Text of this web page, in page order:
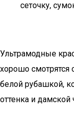
сеточку,
Ультрамодные
хорошо смотрятся
белой рубашкой,
оттенка и дамской